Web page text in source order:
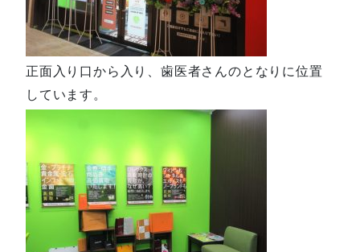
正面入り口から入り、歯医者さんのとなりに位置
しています。